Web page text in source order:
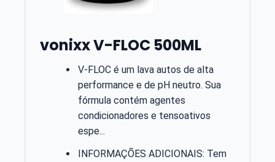
vonixx V-FLOC 500ML
V-FLOC é um lava autos de alta
performance e de pH neutro. Sua
fórmula contém agentes
condicionadores e tensoativos
espe...
INFORMAÇÕES ADICIONAIS: Tem